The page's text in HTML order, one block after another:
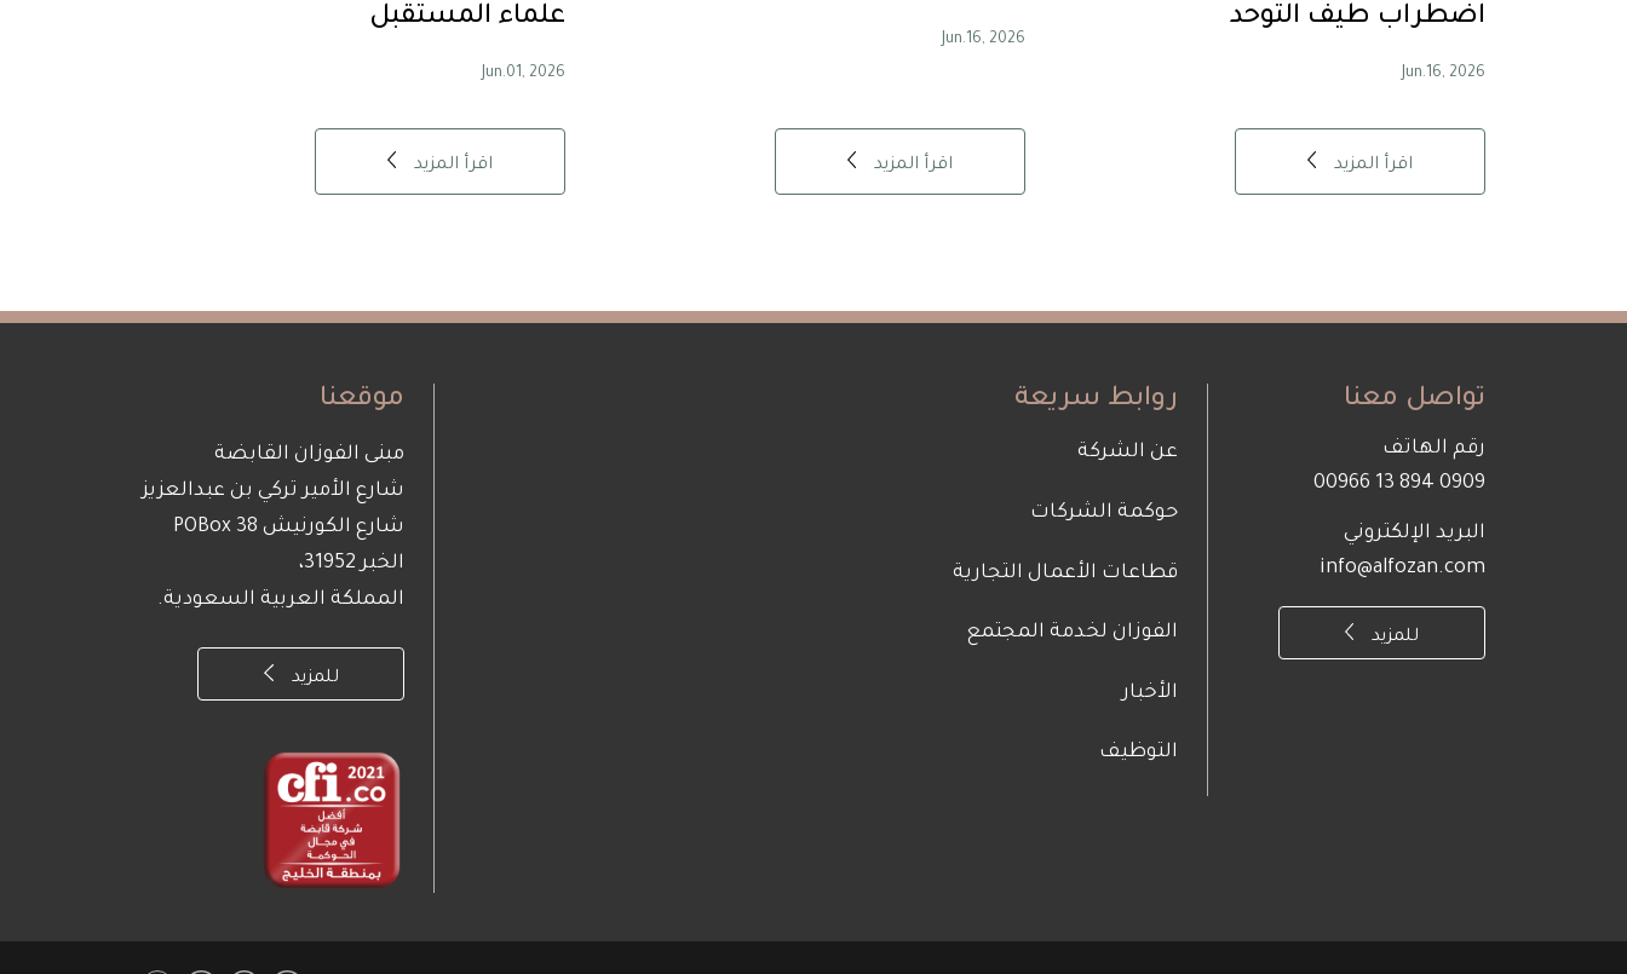
اضطراب طيف التوحد
Jun.16, 2026
اقرأ المزيد
Jun.16, 2026
اقرأ المزيد
علماء المستقبل
Jun.01, 2026
اقرأ المزيد
تواصل معنا
رقم الهاتف
0909 894 13 00966
البريد الإلكتروني
info@alfozan.com
للمزيد
روابط سريعة
Footer
About
Us
عن الشركة
حوكمة الشركات
قطاعات الأعمال التجارية
الفوزان لخدمة المجتمع
الأخبار
التوظيف
موقعنا
مبنى الفوزان القابضة
شارع الأمير تركي بن عبدالعزيز
شارع الكورنيش POBox 38
الخبر 31952،
المملكة العربية السعودية.
للمزيد